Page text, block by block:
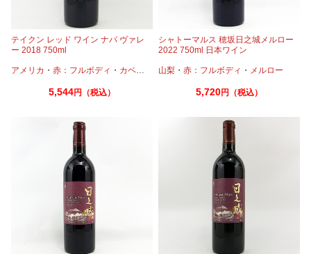
テイクン レッド ワイン ナパ ヴァレ
ー 2018 750ml
アメリカ ・ 赤：フルボディ ・ カベルネ ・ピノノワール・マルベック・メルロー
5,544円（税込）
シャトーマルス 穂坂日之城メルロー
2022 750ml 日本ワイン
山梨 ・赤：フルボディ ・ メルロー
5,720円（税込）